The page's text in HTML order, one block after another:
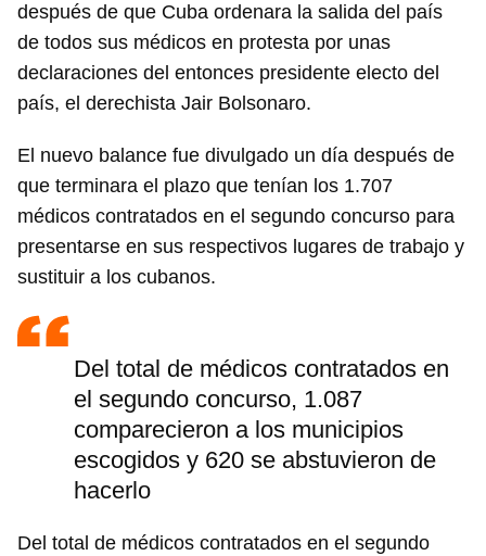
después de que Cuba ordenara la salida del país
de todos sus médicos en protesta por unas
declaraciones del entonces presidente electo del
país, el derechista Jair Bolsonaro.
El nuevo balance fue divulgado un día después de
que terminara el plazo que tenían los 1.707
médicos contratados en el segundo concurso para
presentarse en sus respectivos lugares de trabajo y
sustituir a los cubanos.
Del total de médicos contratados en
el segundo concurso, 1.087
comparecieron a los municipios
escogidos y 620 se abstuvieron de
hacerlo
Del total de médicos contratados en el segundo